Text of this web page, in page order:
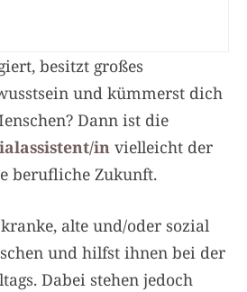
besitzt großes
und kümmerst dich
Dann ist die
in vielleicht der
berufliche Zukunft.
alte und/oder sozial
und hilfst ihnen bei der
Dabei stehen jedoch